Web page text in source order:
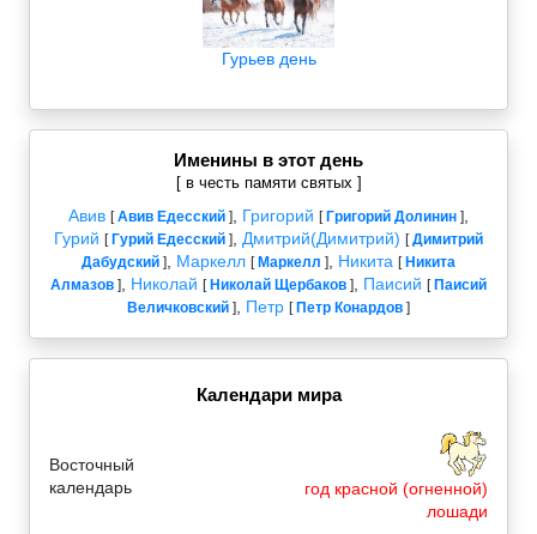
Гурьев день
Именины в этот день
[ в честь памяти святых ]
Авив [Авив Едесский ] Григорий [Григорий Долинин ]
Гурий [Гурий Едесский ] Дмитрий(Димитрий) [Димитрий
Дабудский ] Маркелл [Маркелл ] Никита [Никита
Алмазов ] Николай [Николай Щербаков ] Паисий [Паисий
Величковский ] Петр [Петр Конардов ]
Календари мира
Восточный
календарь
год красной (огненной)
лошади